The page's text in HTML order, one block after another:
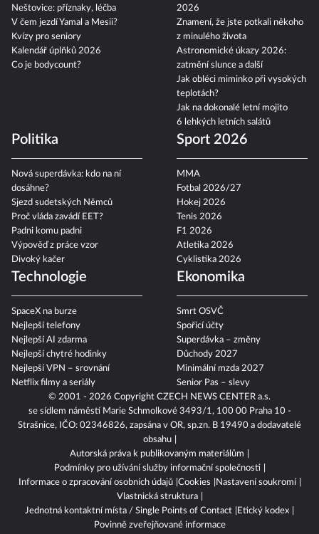
© 2001 - 2026 Copyright CZECH NEWS CENTER a.s.
se sídlem náměstí Marie Schmolkové 3493/1, 100 00 Praha 10 -
Strašnice, IČO: 02346826, zapsána v OR, sp.zn. B 19490 a dodavatelé
obsahu
Autorská práva k publikovaným materiálům
Podmínky pro užívání služby informační společnosti
Informace o zpracování osobních údajů Cookies
Nastavení soukromí
Vlastnická struktura
Jednotná kontaktní místa / Single Points of Contact
Etický kodex
Povinně zveřejňované informace
Neštovice: příznaky, léčba
V čem jezdí Yamal a Mesii?
Kvízy pro seniory
Kalendář úplňků 2026
Co je bodycount?
2026
Znamení, že jste potkali někoho
z minulého života
Astronomické úkazy 2026:
zatmění slunce a další
Jak obléci miminko při vysokých
teplotách?
Jak na dokonalé letní mojito
6 lehkých letních salátů
Politika
Nová superdávka: kdo na ní
dosáhne?
Sjezd sudetských Němců
Proč vláda zavádí EET?
Padni komu padni
Výpověď z práce vzor
Divoký kačer
Sport 2026
MMA
Fotbal 2026/27
Hokej 2026
Tenis 2026
F1 2026
Atletika 2026
Cyklistika 2026
Technologie
SpaceX na burze
Nejlepší telefony
Nejlepší AI zdarma
Nejlepší chytré hodinky
Nejlepší VPN – srovnání
Netflix filmy a seriály
Ekonomika
Smrt OSVČ
Spořicí účty
Superdávka – změny
Důchody 2027
Minimální mzda 2027
Senior Pas – slevy